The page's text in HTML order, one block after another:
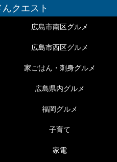
クエスト
広島市南区グルメ
広島市西区グルメ
家ごはん・刺身グルメ
広島県内グルメ
福岡グルメ
子育て
家電